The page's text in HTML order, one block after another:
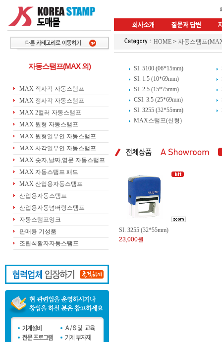
자동스탬프(MAX 외)
MAX 직사각 자동스탬프
MAX 정사각 자동스탬프
MAX 2컬러 자동스탬프
MAX 원형 자동스탬프
MAX 원형일부인 자동스탬프
MAX 사각일부인 자동스탬프
MAX 숫자,날짜,영문 자동스탬프
MAX 자동스탬프 패드
MAX 산업용자동스탬프
산업용자동스탬프
산업용자동넘버링스탬프
자동스탬프잉크
판매용 기성품
조립식활자자동스탬프
HOME > 자동스탬프
SI. 5100 (06*15mm)
SI. 1.5 (10*69mm)
SI. 2.5 (15*75mm)
CSI. 3.5 (25*69mm)
SI. 3255 (32*55mm)
MAX스탬프(신형)
SI. 3255 (32*55mm)
23,000원